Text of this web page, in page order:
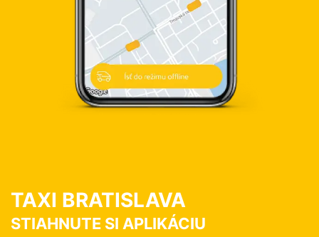
TAXI BRATISLAVA
STIAHNUTE SI APLIKÁCIU